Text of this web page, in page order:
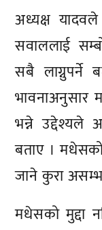
अध्यक्ष यादवले
सवाललाई
सबै लाग्नुपर्ने
भावनाअनुसार
भन्ने उद्देश्यले
बताए ।
जाने कुरा
मधेसको मुद्दा